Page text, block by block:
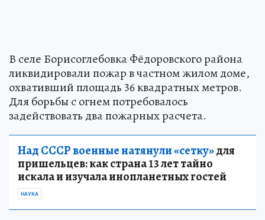
В селе Борисоглебовка Фёдоровского района
ликвидировали пожар в частном жилом доме,
охвативший площадь 36 квадратных метров.
Для борьбы с огнем потребовалось
задействовать два пожарных расчета.
Над СССР военные натянули «сетку»для
пришельцев: как страна 13 лет тайно
искала и изучала инопланетных гостей
НАУКА